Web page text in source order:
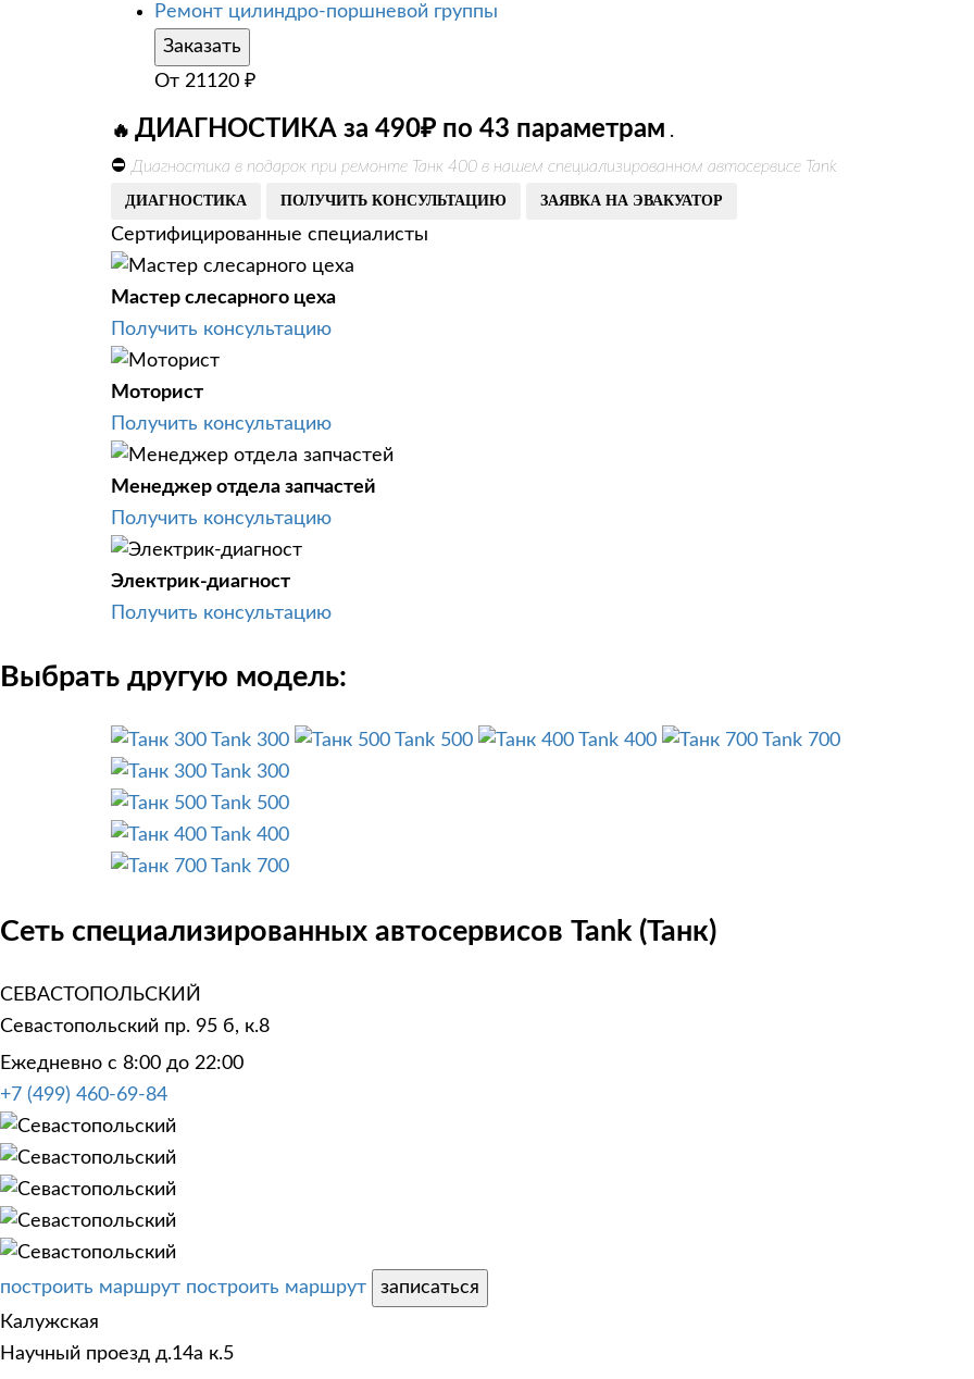
Ремонт цилиндро-поршневой группы
Заказать
От 21120 ₽
🔥 ДИАГНОСТИКА за 490₽ по 43 параметрам .
⛔ Диагностика в подарок при ремонте Танк 400 в нашем специализированном автосервисе Tank
ДИАГНОСТИКА ПОЛУЧИТЬ КОНСУЛЬТАЦИЮ ЗАЯВКА НА ЭВАКУАТОР
Сертифицированные специалисты
Мастер слесарного цеха
Получить консультацию
Моторист
Получить консультацию
Менеджер отдела запчастей
Получить консультацию
Электрик-диагност
Получить консультацию
Выбрать другую модель:
Tank 300 Tank 500 Tank 400
Tank 700
Tank 300
Tank 500
Tank 400
Tank 700
Сеть специализированных автосервисов Tank (Танк)
СЕВАСТОПОЛЬСКИЙ
Севастопольский пр. 95 б, к.8
Ежедневно с 8:00 до 22:00
+7 (499) 460-69-84
построить маршрут построить маршрут
записаться
Калужская
Научный проезд д.14а к.5